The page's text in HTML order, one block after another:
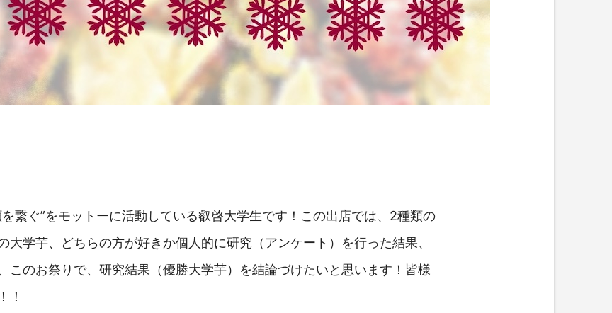
繋ぐ”をモットーに活動している叡啓大学生です！この出店では、2種類の
大学芋、どちらの方が好きか個人的に研究（アンケート）を行った結果、
このお祭りで、研究結果（優勝大学芋）を結論づけたいと思います！皆様
！